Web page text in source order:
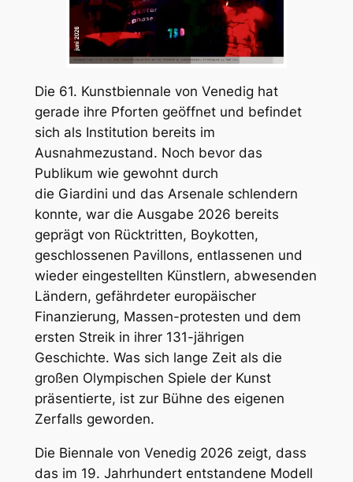
Die 61. Kunstbiennale von Venedig hat
gerade ihre Pforten geöffnet und befindet
sich als Institution bereits im
Ausnahmezustand. Noch bevor das
Publikum wie gewohnt durch
die Giardini und das Arsenale schlendern
konnte, war die Ausgabe 2026 bereits
geprägt von Rücktritten, Boykotten,
geschlossenen Pavillons, entlassenen und
wieder eingestellten Künstlern, abwesenden
Ländern, gefährdeter europäischer
Finanzierung, Massen-protesten und dem
ersten Streik in ihrer 131-jährigen
Geschichte. Was sich lange Zeit als die
großen Olympischen Spiele der Kunst
präsentierte, ist zur Bühne des eigenen
Zerfalls geworden.
Die Biennale von Venedig 2026 zeigt, dass
das im 19. Jahrhundert entstandene Modell